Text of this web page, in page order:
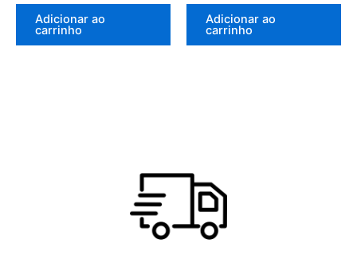
Adicionar ao
carrinho
Adicionar ao
carrinho